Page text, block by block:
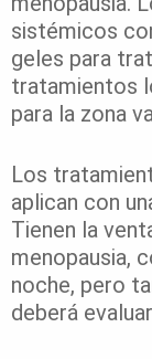
sistémicos
geles para
tratamientos
para la zona
Los
aplican con
Tienen la
menopausia,
noche, pero
deberá